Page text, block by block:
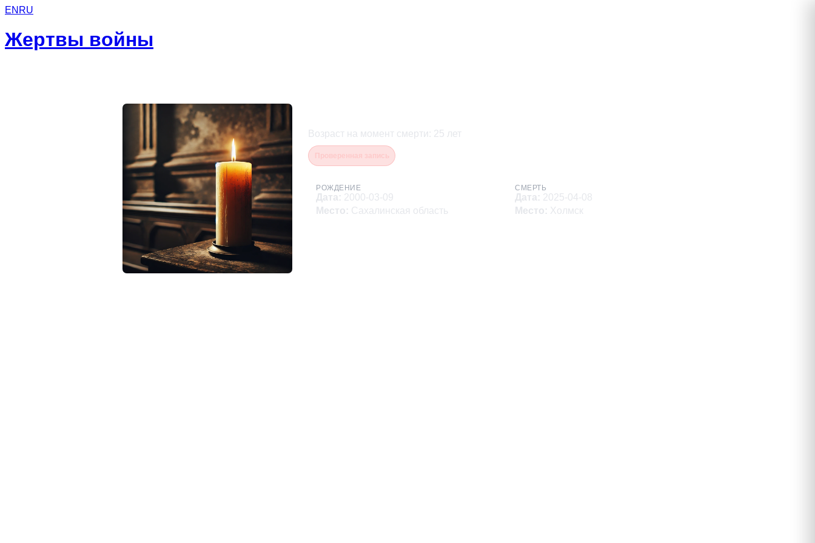
EN RU
Жертвы войны
Возраст на момент смерти : 25 лет
РОЖДЕНИЕ
Дата: 2000-03-09
Место: Сахалинская область
СМЕРТЬ
Дата: 2025-04-08
Место: Холмск